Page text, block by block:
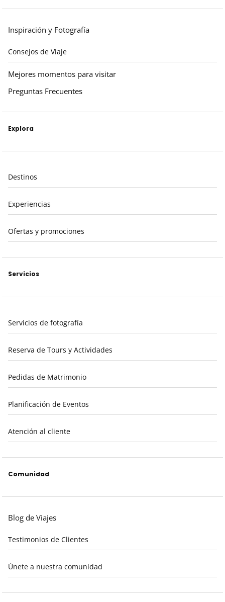
Inspiración y Fotografía
Consejos de Viaje
Mejores momentos para visitar
Preguntas Frecuentes
Explora
Destinos
Experiencias
Ofertas y promociones
Servicios
Servicios de fotografía
Reserva de Tours y Actividades
Pedidas de Matrimonio
Planificación de Eventos
Atención al cliente
Comunidad
Blog de Viajes
Testimonios de Clientes
Únete a nuestra comunidad